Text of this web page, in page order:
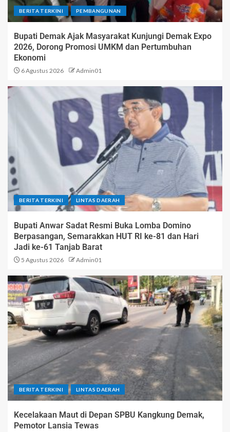
BERITA TERKINI PEMBANGUNAN
Bupati Demak Ajak Masyarakat Kunjungi Demak Expo
2026, Dorong Promosi UMKM dan Pertumbuhan
Ekonomi
6 Agustus 2026 Admin01
BERITA TERKINI LINTAS DAERAH
Bupati Anwar Sadat Resmi Buka Lomba Domino
Berpasangan, Semarakkan HUT RI ke-81 dan Hari
Jadi ke-61 Tanjab Barat
5 Agustus 2026 Admin01
BERITA TERKINI LINTAS DAERAH
Kecelakaan Maut di Depan SPBU Kangkung Demak,
Pemotor Lansia Tewas